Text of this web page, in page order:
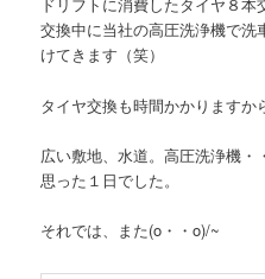
ドリフトに消費したタイヤ８
交換中に当社の高圧洗浄機で洗
けてきます（笑）
タイヤ交換も時間かかりますか
広い敷地、水道。高圧洗浄機・
思った１日でした。
それでは、また(o・・o)/~